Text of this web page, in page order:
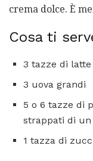
crema dolce. È
Cosa ti
3 tazze di latte
3 uova grandi
5 o 6 tazze di
strappati di un
1 tazza di